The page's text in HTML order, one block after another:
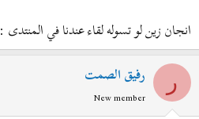
انجان زين لو تسوله لقاء عندنا في
ر رفيق الصمت
New member